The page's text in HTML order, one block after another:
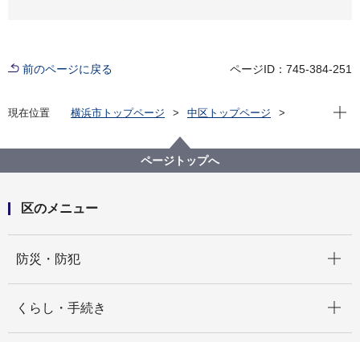
前のページに戻る ページID：745-384-251
現在位置 横浜市トップページ
中区トップページ
홍보지（広報紙）
現在
ページトップへ
区のメニュー
防災・防犯
くらし・手続き